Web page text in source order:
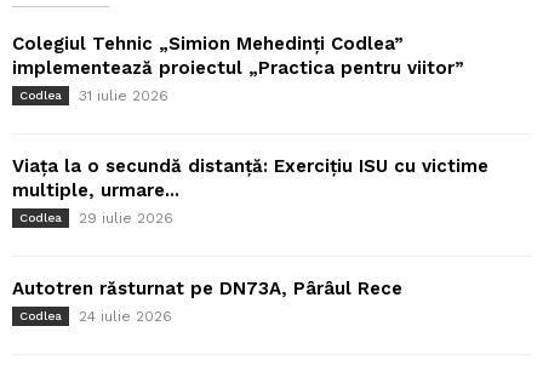
Colegiul Tehnic „Simion Mehedinți Codlea”
implementează proiectul „Practica pentru viitor”
Codlea 31 iulie 2026
Viața la o secundă distanță: Exercițiu ISU cu victime
multiple, urmare...
Codlea 29 iulie 2026
Autotren răsturnat pe DN73A, Pârâul Rece
Codlea 24 iulie 2026